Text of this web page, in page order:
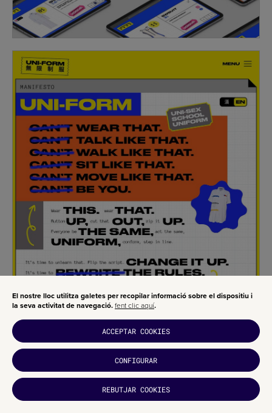
AGRADAT?
El nostre lloc utilitza galetes per recopilar informació sobre el dispositiu i
la seva activitat de navegació.fent clic aquí.
ACCEPTAR COOKIES
CONFIGURAR
REBUTJAR COOKIES